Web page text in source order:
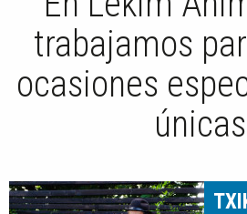
trabajamos
ocasiones